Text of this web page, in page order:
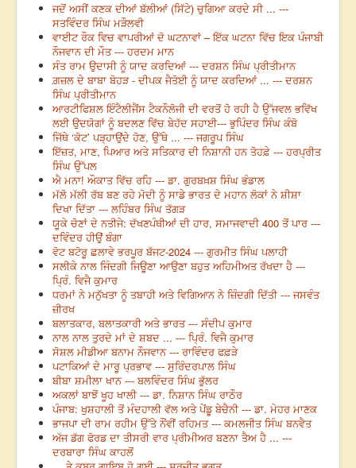
ਜਦੋਂ ਅਸੀਂ ਕਣਕ ਦੀਆਂ ਬੱਲੀਆਂ (ਸਿੱਟੇ) ਚੁਗਿਆ ਕਰਦੇ ਸੀ ... ---
ਸਤਵਿੰਦਰ ਸਿੰਘ ਮੜੌਲਵੀ
ਵਾਈਟ ਰੌਕ ਵਿਚ ਵਾਪਰੀਆਂ ਦੋ ਘਟਨਾਵਾਂ – ਇੱਕ ਘਟਨਾ ਵਿੱਚ ਇਕ ਪੰਜਾਬੀ
ਨੌਜਵਾਨ ਦੀ ਮੌਤ --- ਹਰਦਮ ਮਾਨ
ਸੰਤ ਰਾਮ ਉਦਾਸੀ ਨੂੰ ਯਾਦ ਕਰਦਿਆਂ --- ਦਰਸ਼ਨ ਸਿੰਘ ਪ੍ਰੀਤੀਮਾਨ
ਗ਼ਜ਼ਲ ਦੇ ਬਾਬਾ ਬੋਹੜ - ਦੀਪਕ ਜੈਤੋਈ ਨੂੰ ਯਾਦ ਕਰਦਿਆਂ ... --- ਦਰਸ਼ਨ
ਸਿੰਘ ਪ੍ਰੀਤੀਮਾਨ
ਆਰਟੀਫਿਸ਼ਲ ਇੰਟੈਲੀਜੈਂਸ ਟੈਕਨੌਲੋਜੀ ਦੀ ਵਰਤੋਂ ਹੋ ਰਹੀ ਹੈ ਉੱਜਵਲ ਭਵਿੱਖ
ਲਈ ਉਦਯੋਗਾਂ ਨੂੰ ਬਦਲਣ ਵਿੱਚ ਬੇਹੱਦ ਸਹਾਈ--- ਭੁਪਿੰਦਰ ਸਿੰਘ ਕੰਬੋ
ਜਿੱਥੇ ‘ਕੋਟ’ ਪੜ੍ਹਾਉਂਦੇ ਹੋਣ, ਉੱਥੇ ... --- ਜਗਰੂਪ ਸਿੰਘ
ਇੱਜ਼ਤ, ਮਾਣ, ਪਿਆਰ ਅਤੇ ਸਤਿਕਾਰ ਦੀ ਨਿਸ਼ਾਨੀ ਹਨ ਤੋਹਫ਼ੇ --- ਹਰਪ੍ਰੀਤ
ਸਿੰਘ ਉੱਪਲ
ਐ ਮਨਾ! ਔਕਾਤ ਵਿੱਚ ਰਹਿ --- ਡਾ. ਗੁਰਬਖ਼ਸ਼ ਸਿੰਘ ਭੰਡਾਲ
ਮੱਲੋ ਮੱਲੀ ਰੱਬ ਬਣ ਰਹੇ ਮੋਦੀ ਨੂੰ ਸਾਡੇ ਭਾਰਤ ਦੇ ਮਹਾਨ ਲੋਕਾਂ ਨੇ ਸ਼ੀਸ਼ਾ
ਦਿਖਾ ਦਿੱਤਾ --- ਲਹਿੰਬਰ ਸਿੰਘ ਤੱਗੜ
ਯੂਕੇ ਚੋਣਾਂ ਦੇ ਨਤੀਜੇ: ਦੱਖਣਪੰਥੀਆਂ ਦੀ ਹਾਰ, ਸਮਾਜਵਾਦੀ 400 ਤੋਂ ਪਾਰ ---
ਦਵਿੰਦਰ ਹੀਉਂ ਬੰਗਾ
ਵੋਟ ਬਟੋਰੂ ਛਲਾਵੇ ਭਰਪੂਰ ਬੱਜਟ-2024 --- ਗੁਰਮੀਤ ਸਿੰਘ ਪਲਾਹੀ
ਸਲੀਕੇ ਨਾਲ ਜਿੰਦਗੀ ਜਿਊਣਾ ਆਉਣਾ ਬਹੁਤ ਅਹਿਮੀਅਤ ਰੱਖਦਾ ਹੈ ---
ਪ੍ਰਿੰ. ਵਿਜੈ ਕੁਮਾਰ
ਧਰਮਾਂ ਨੇ ਮਨੁੱਖਤਾ ਨੂੰ ਤਬਾਹੀ ਅਤੇ ਵਿਗਿਆਨ ਨੇ ਜ਼ਿੰਦਗੀ ਦਿੱਤੀ --- ਜਸਵੰਤ
ਜ਼ੀਰਖ
ਬਲਾਤਕਾਰ, ਬਲਾਤਕਾਰੀ ਅਤੇ ਭਾਰਤ --- ਸੰਦੀਪ ਕੁਮਾਰ
ਨਾਲ ਨਾਲ ਤੁਰਦੇ ਮਾਂ ਦੇ ਸ਼ਬਦ ... --- ਪ੍ਰਿੰ. ਵਿਜੈ ਕੁਮਾਰ
ਸੋਸ਼ਲ ਮੀਡੀਆ ਬਨਾਮ ਨੌਜਵਾਨ --- ਰਾਵਿੰਦਰ ਫਫ਼ੜੇ
ਪਟਾਕਿਆਂ ਦੇ ਮਾਰੂ ਪ੍ਰਭਾਵ --- ਸੁਰਿੰਦਰਪਾਲ ਸਿੰਘ
ਬੀਬਾ ਸ਼ਮੀਲਾ ਖਾਨ --- ਬਲਵਿੰਦਰ ਸਿੰਘ ਭੁੱਲਰ
ਅਕਲਾਂ ਬਾਝੋਂ ਖੂਹ ਖਾਲੀ --- ਡਾ. ਨਿਸ਼ਾਨ ਸਿੰਘ ਰਾਠੌਰ
ਪੰਜਾਬ: ਖੁਸ਼ਹਾਲੀ ਤੋਂ ਮੰਦਹਾਲੀ ਵੱਲ ਅਤੇ ਪੇਂਡੂ ਬੇਚੈਨੀ --- ਡਾ. ਮੇਹਰ ਮਾਣਕ
ਭਾਜਪਾ ਦੀ ਰਾਮ ਰਹੀਮ ਉੱਤੇ ਨੌਂਵੀਂ ਰਹਿਮਤ --- ਕਮਲਜੀਤ ਸਿੰਘ ਬਨਵੈਤ
ਅੱਜ ਡੱਗ ਫੋਰਡ ਦਾ ਤੀਸਰੀ ਵਾਰ ਪ੍ਰੀਮੀਅਰ ਬਣਨਾ ਤੈਅ ਹੈ ... ---
ਦਰਬਾਰਾ ਸਿੰਘ ਕਾਹਲੋਂ